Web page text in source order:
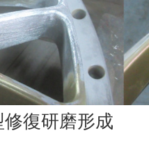
復研磨形成